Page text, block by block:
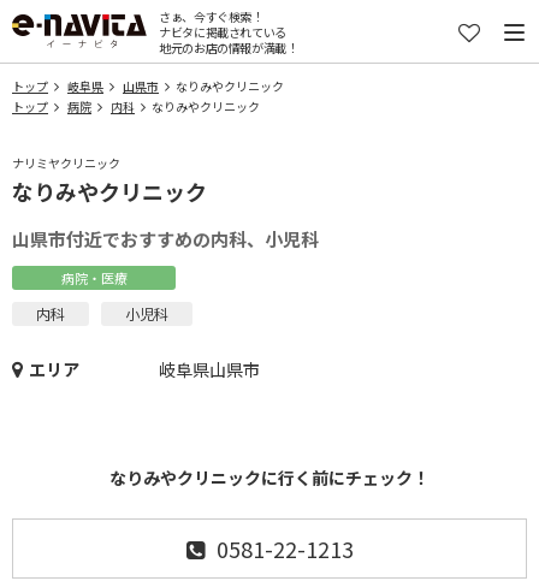
さぁ、今すぐ検索！
ナビタに掲載されている
地元のお店の情報が満載！
トップ 岐阜県 山県市
なりみやクリニック
トップ
病院 内科 なりみやクリニック
ナリミヤクリニック
なりみやクリニック
山県市付近でおすすめの内科、小児科
病院・医療
内科 小児科
エリア 岐阜県山県市
なりみやクリニックに行く前にチェック！
0581-22-1213